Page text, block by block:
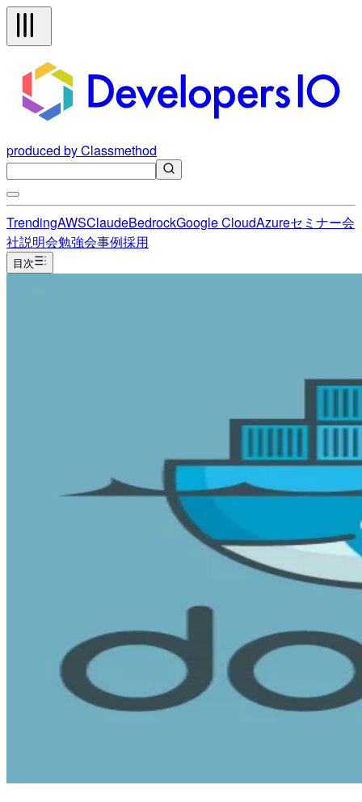
produced by Classmethod
TrendingAWSClaudeBedrockGoogle CloudAzureセミナー会
社説明会勉強会事例採用
目次